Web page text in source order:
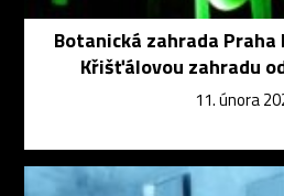
Botanická zahrada
Křišťálovou zahradu
11. února